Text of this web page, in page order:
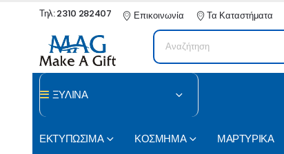
Τηλ: 2310 282407 Επικοινωνία Τα Καταστήματα
ΞΥΛΙΝΑ
ΕΚΤΥΠΩΣΙΜΑ ΚΟΣΜΗΜΑ ΜΑΡΤΥΡΙΚΑ